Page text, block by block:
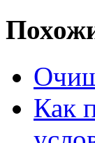
Как